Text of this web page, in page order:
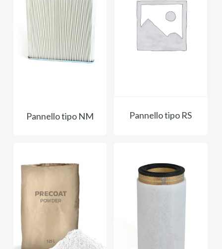
Pannello tipo NM Pannello tipo RS